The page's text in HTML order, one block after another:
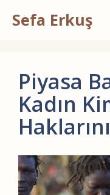
atlaSefa Erkuş
Piyasa
Kadın